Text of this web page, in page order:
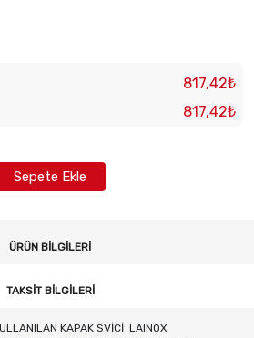
817,42₺
817,42₺
Sepete Ekle
ÜRÜN BILGILERI
TAKSIT BILGILERI
KAPAK SVİCİ LAINOX